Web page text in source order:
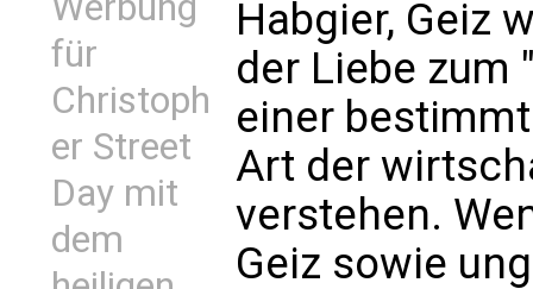
für
Christoph
er Street
Day mit
dem
Habgier, Geiz
der Liebe zum
einer
Art der
verstehen.
Geiz sowie